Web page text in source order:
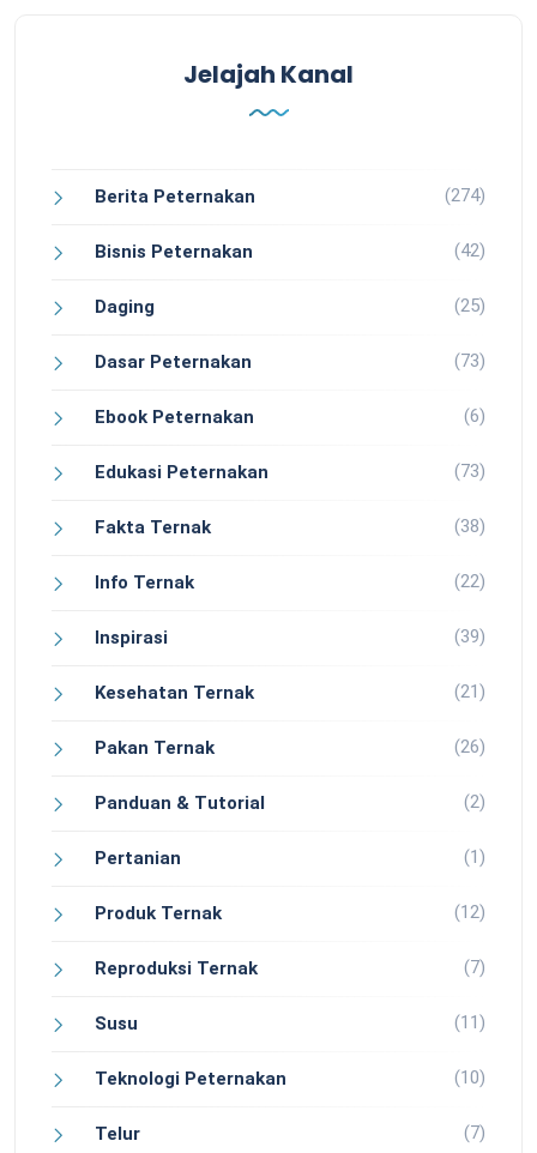
Jelajah Kanal
Berita Peternakan (274)
Bisnis Peternakan (42)
Daging (25)
Dasar Peternakan (73)
Ebook Peternakan (6)
Edukasi Peternakan (73)
Fakta Ternak (38)
Info Ternak (22)
Inspirasi (39)
Kesehatan Ternak (21)
Pakan Ternak (26)
Panduan & Tutorial (2)
Pertanian (1)
Produk Ternak (12)
Reproduksi Ternak (7)
Susu (11)
Teknologi Peternakan (10)
Telur (7)